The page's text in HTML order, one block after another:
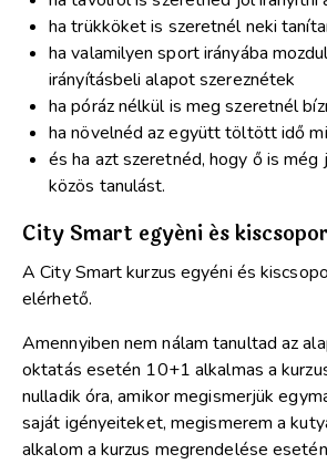
ha trükköket is szeretnél neki
ha valamilyen sport irányába
irányításbeli alapot szereznétek
ha póráz nélkül is meg szeretnél
ha növelnéd az együtt töltött idő
és ha azt szeretnéd, hogy ő is még
közös tanulást.
City Smart egyéni és
A City Smart kurzus egyéni és
elérhető.
Amennyiben nem nálam tanultad az
oktatás esetén 10+1 alkalmas a
nulladik óra, amikor megismerjük
saját igényeiteket, megismerem a
alkalom a kurzus megrendelése